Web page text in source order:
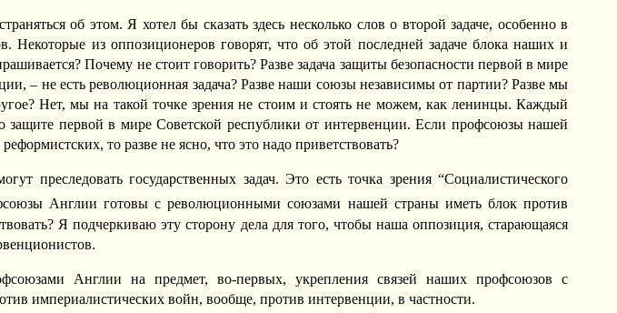
об этом. Я хотел бы сказать здесь несколько слов о второй задаче, особенно в
из оппозиционеров говорят, что об этой последней задаче блока наших и
Почему не стоит говорить? Разве задача защиты безопасности первой в мире
– не есть революционная задача? Разве наши союзы независимы от партии? Разве мы
Нет, мы на такой точке зрения не стоим и стоять не можем, как ленинцы. Каждый
первой в мире Советской республики от интервенции. Если профсоюзы нашей
то разве не ясно, что это надо приветствовать?
государственных задач. Это есть точка зрения “Социалистического
Англии готовы с революционными союзами нашей страны иметь блок против
Я подчеркиваю эту сторону дела для того, чтобы наша оппозиция, старающаяся
Англии на предмет, во-первых, укрепления связей наших профсоюзов с
империалистических войн, вообще, против интервенции, в частности.